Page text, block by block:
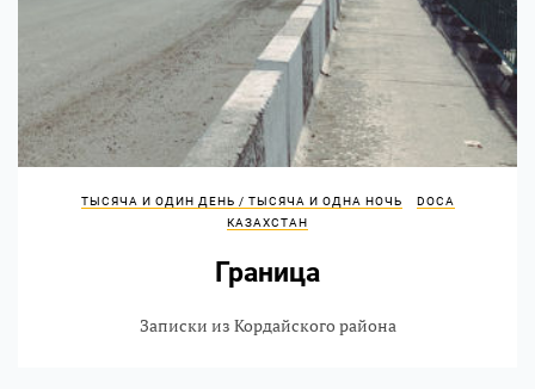
ТЫСЯЧА И ОДИН ДЕНЬ / ТЫСЯЧА И ОДНА НОЧЬ
DOCA
КАЗАХСТАН
Граница
Записки из Кордайского района